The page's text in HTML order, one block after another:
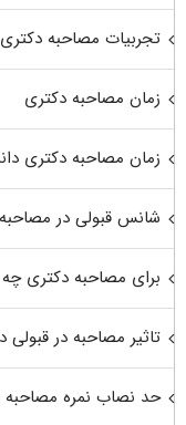
تجربیات مصاحبه دکتری
زمان مصاحبه دکتری
زمان مصاحبه دکتری
شانس قبولی در مصاحبه
برای مصاحبه دکتری چه
تاثیر مصاحبه در قبولی
حد نصاب نمره مصاحبه